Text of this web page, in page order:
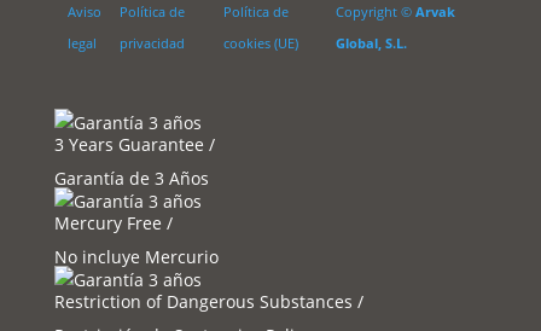
Aviso
legal
Política de
privacidad
Política de
cookies (UE)
Copyright © Arvak
Global, S.L.
3 Years Guarantee /
Garantía de 3 Años
Mercury Free /
No incluye Mercurio
Restriction of Dangerous Substances /